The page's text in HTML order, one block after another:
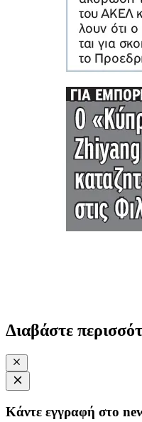
Διαβάστε
Κάντε εγγραφή στο